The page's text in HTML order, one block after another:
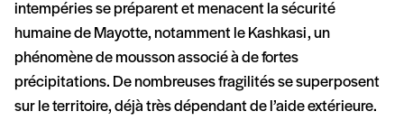
intempéries se préparent et menacent la sécurité
humaine de Mayotte, notamment le Kashkasi, un
phénomène de mousson associé à de fortes
précipitations. De nombreuses fragilités se superposent
sur le territoire, déjà très dépendant de l’aide extérieure.